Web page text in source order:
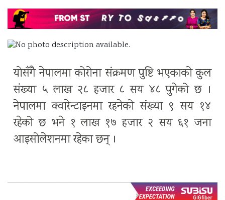
योसँगै नेपालमा कोरोना संक्रमण पुष्टि भएकाको कुल
संख्या ५ लाख २८ हजार ८ सय ४८ पुगेको छ ।
नेपालमा क्वारेन्टाइनमा रहनेको संख्या ९ सय १४
रहेको छ भने १ लाख १७ हजार २ सय ६१ जना
आइसोलेशनमा रहेका छन् ।